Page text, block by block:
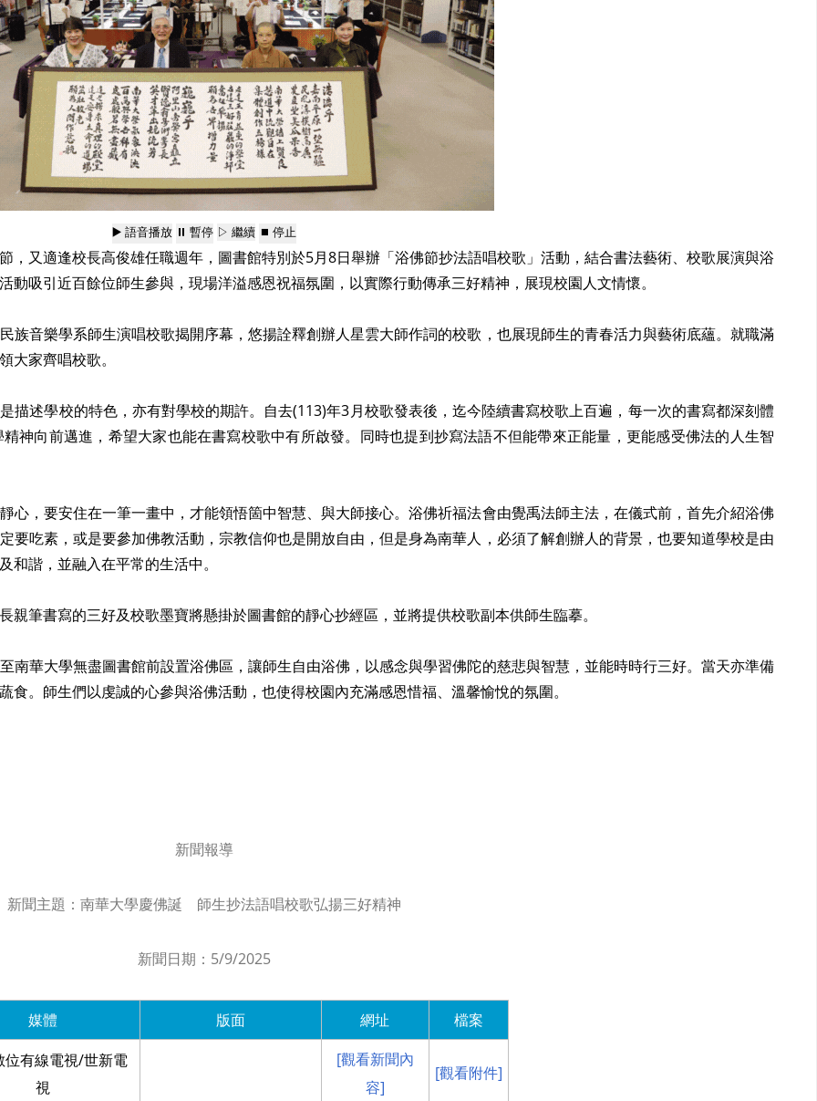
▶️ 語音播放 ⏸️ 暫停 ▷ 繼續 ⏹️ 停止
，又適逢校長高俊雄任職週年，圖書館特別於5月8日舉辦「浴佛節抄法語唱校歌」活動，結合書法藝術、校歌展演與浴
吸引近百餘位師生參與，現場洋溢感恩祝福氛圍，以實際行動傳承三好精神，展現校園人文情懷。
音樂學系師生演唱校歌揭開序幕，悠揚詮釋創辦人星雲大師作詞的校歌，也展現師生的青春活力與藝術底蘊。就職滿
大家齊唱校歌。
述學校的特色，亦有對學校的期許。自去(113)年3月校歌發表後，迄今陸續書寫校歌上百遍，每一次的書寫都深刻體
神向前邁進，希望大家也能在書寫校歌中有所啟發。同時也提到抄寫法語不但能帶來正能量，更能感受佛法的人生智
，要安住在一筆一畫中，才能領悟箇中智慧、與大師接心。浴佛祈福法會由覺禹法師主法，在儀式前，首先介紹浴佛
要吃素，或是要參加佛教活動，宗教信仰也是開放自由，但是身為南華人，必須了解創辦人的背景，也要知道學校是由
諧，並融入在平常的生活中。
筆書寫的三好及校歌墨寶將懸掛於圖書館的靜心抄經區，並將提供校歌副本供師生臨摹。
華大學無盡圖書館前設置浴佛區，讓師生自由浴佛，以感念與學習佛陀的慈悲與智慧，並能時時行三好。當天亦準備
。師生們以虔誠的心參與浴佛活動，也使得校園內充滿感恩惜福、溫馨愉悅的氛圍。
新聞報導
新聞主題： 南華大學慶佛誕 師生抄法語唱校歌弘揚三好精神
新聞日期： 5/9/2025
媒體 版面 網址 檔案
位有線電視/世新電
視
[觀看新聞內
容]
[觀看附件]